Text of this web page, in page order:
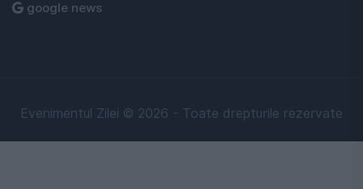
google news
Evenimentul Zilei © 2026 - Toate drepturile rezervate